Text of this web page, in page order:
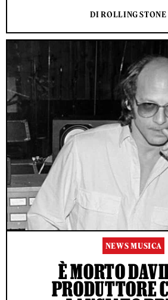
DI ROLLING
NEWS MUSICA
È MORTO
PRODUTTORE